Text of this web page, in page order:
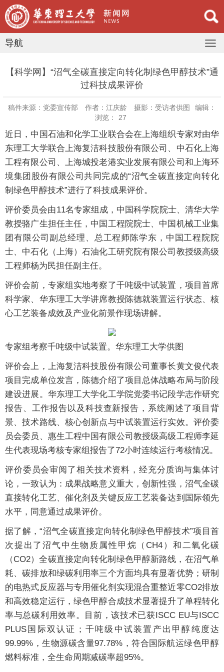
导航
【科学网】“沼气全碳直接定向转化制绿色甲醇技术”通
过科技成果评价
稿件来源：党委宣传部 作者：江庆龄 摄影：受访者供图
编辑：
浏览：
27
近日，中国石油和化学工业联合会在上海组织专家对由华
东理工大学联合上海复洁科技股份有限公司、中石化上海
工程有限公司、上海城投老港实业发展有限公司和上海环
境集团股份有限公司共同完成的“沼气全碳直接定向转化
制绿色甲醇技术”进行了科技成果评价。
评价委员会由11名专家组成，中国科学院院士、清华大学
教授骆广生担任主任，中国工程院院士、中国机械工业集
团有限公司副总经理、总工程师陈学东，中国工程院院
士、中石化（上海）石油化工研究院有限公司教授级高级
工程师杨为民担任副主任。
评价会前，专家组实地考察了千吨级中试装置，项目首席
科学家、华东理工大学讲席教授陈德就装置运行状态、核
心工艺装备成效及产业化前景作现场讲解。
专家组考察千吨级中试装置。华东理工大学供图
评价会上，上海复洁科技股份有限公司董事长黄文俊代表
项目完成单位发言，陈德介绍了项目总体战略布局与阶段
建设进展。华东理工大学化工学院党委书记段学志作研究
报告、工作报告以及科技查新报告，系统阐述了项目背
景、技术路线、核心创新点与中试装置运行实效。评价委
员会委员、惠生工程中国有限公司教授级高级工程师李延
生代表现场考核专家组报告了72小时连续运行考核情况。
评价委员会审阅了相关技术资料，经充分质询与集体讨
论，一致认为：成果战略意义重大，创新性强，沼气全碳
直接转化工艺、催化剂及关键反应工艺装备达到国际领先
水平，同意通过成果评价。
据了解，“沼气全碳直接定向转化制绿色甲醇技术”项目首
次提出了沼气中生物质属性甲烷（CH4）和二氧化碳
（CO2）全碳直接定向转化制绿色甲醇新路线，在沼气单
耗、碳排放和绿碳利用率三个方面均具有显著优势；研制
的电热式反应器与专用催化剂实现混合重整近零CO2排放
和高效稳定运行，绿色甲醇合成技术显著提升了单程转化
率与总碳利用效率。目前，该技术已获ISCC EU与ISCC
PLUS国际双认证；千吨级中试装置产出甲醇纯度达
99.99%，生物源碳含量97.78%，符合国际航运绿色甲醇
燃料标准，全生命周期减碳率超95%。